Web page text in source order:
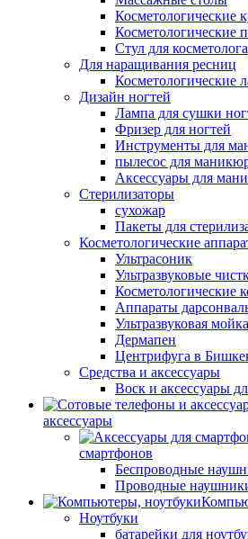
Косметологические
Косметологические
Стул для косметолога
Для наращивания ресниц
Косметологические
Дизайн ногтей
Лампа для сушки
Фризер для ногтей
Инструменты для
пылесос для
Аксессуары для
Стерилизаторы
сухожар
Пакеты для
Косметологические
Ультрасоник
Ультразвуковые
Косметологические
Аппараты
Ультразвуковая мойка
Дермапен
Центрифуга в
Средства и аксессуары
Воск и аксессуары
аксессуары
смартфонов
Беспроводные
Проводные
Ноутбуки
батарейки для